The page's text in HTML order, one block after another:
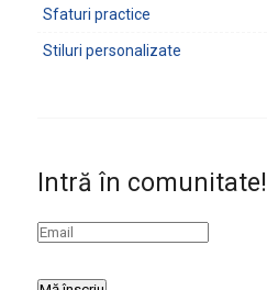
Sfaturi practice
Stiluri personalizate
Intră în comunitate!